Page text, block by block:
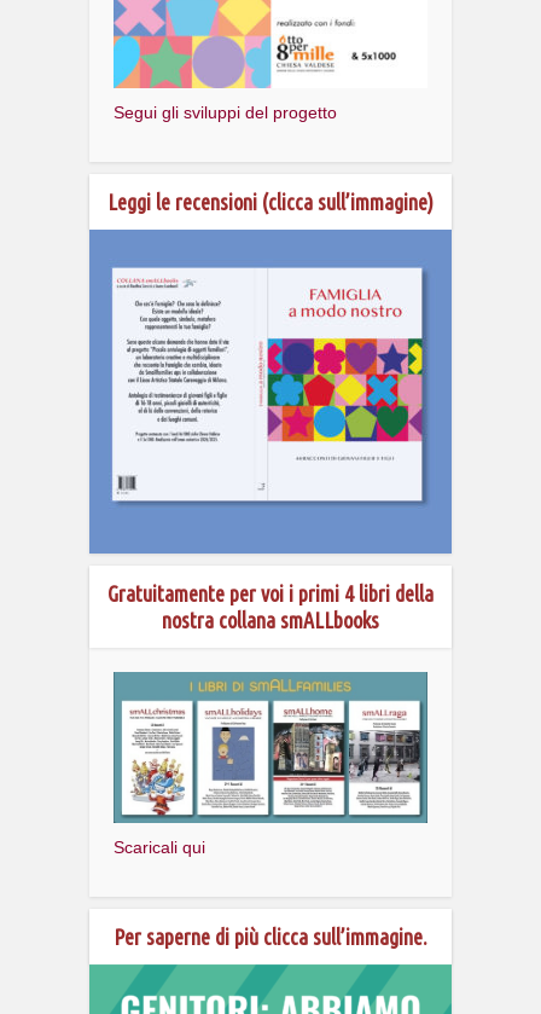
Segui gli sviluppi del progetto
Leggi le recensioni (clicca sull’immagine)
Gratuitamente per voi i primi 4 libri della
nostra collana smALLbooks
Scaricali qui
Per saperne di più clicca sull’immagine.